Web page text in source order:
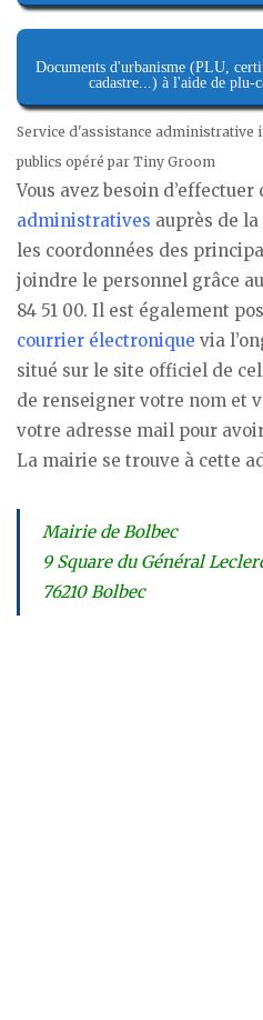
Documents d'urbanisme (PLU,
cadastre...) à l'aide de plu-
Service d'assistance administrative
publics opéré par Tiny Groom
Vous avez besoin d’effectuer
administratives auprès de
les coordonnées des
joindre le personnel grâce
84 51 00. Il est également
courrier électronique via
situé sur le site officiel de
de renseigner votre nom et
votre adresse mail pour
La mairie se trouve à cette
Mairie de Bolbec
9 Square du Général
76210 Bolbec